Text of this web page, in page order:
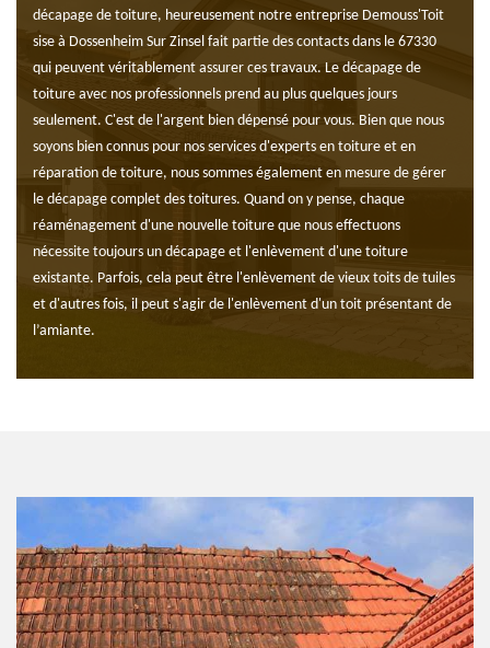
décapage de toiture, heureusement notre entreprise Demouss'Toit
sise à Dossenheim Sur Zinsel fait partie des contacts dans le 67330
qui peuvent véritablement assurer ces travaux. Le décapage de
toiture avec nos professionnels prend au plus quelques jours
seulement. C'est de l'argent bien dépensé pour vous. Bien que nous
soyons bien connus pour nos services d'experts en toiture et en
réparation de toiture, nous sommes également en mesure de gérer
le décapage complet des toitures. Quand on y pense, chaque
réaménagement d'une nouvelle toiture que nous effectuons
nécessite toujours un décapage et l'enlèvement d'une toiture
existante. Parfois, cela peut être l'enlèvement de vieux toits de tuiles
et d'autres fois, il peut s'agir de l'enlèvement d'un toit présentant de
l’amiante.